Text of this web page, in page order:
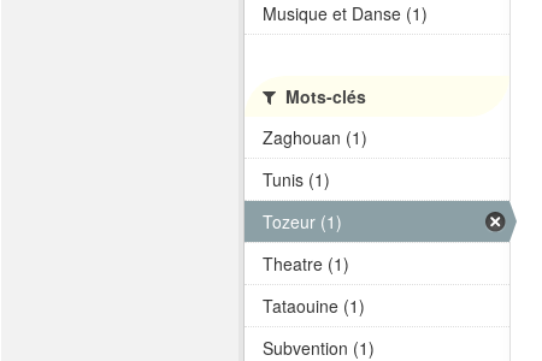
Musique et Danse (1)
Mots-clés
Zaghouan (1)
Tunis (1)
Tozeur (1)
Theatre (1)
Tataouine (1)
Subvention (1)